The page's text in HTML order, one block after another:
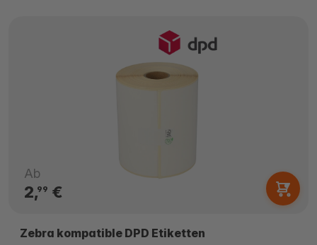
Ab
2,99 €
Zebra kompatible DPD Etiketten